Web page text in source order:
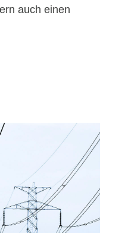
auch einen